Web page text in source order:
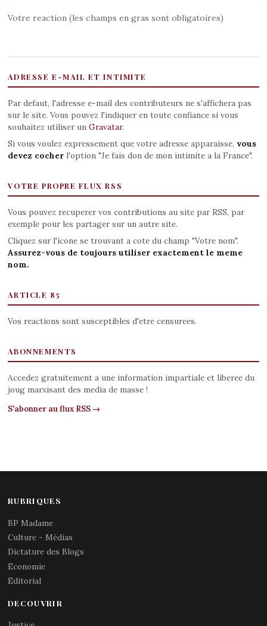
Votre reaction (les champs en gras sont obligatoires)
ADRESSE E-MAIL ET INTIMITE
Par defaut, l'adresse e-mail des contributeurs ne s'affichera pas
sur le site. Vous pouvez l'indiquer en toute confiance si vous
souhaitez utiliser un Gravatar.
Si vous voulez expressement que votre adresse apparaisse, vous
devez cocherl'option "Je fais don de mon intimite a la France".
VOTRE PROPRE FLUX RSS
Vous pouvez recuperer vos contributions au site par RSS, par
exemple pour les partager sur un autre site.
Cliquez sur l'icone se trouvant a cote du champ "Votre nom".
Assurez-vous de toujours utiliser exactement le meme
nom.
ARTICLE 85
Vos reactions sont susceptibles d'etre censurees.
ABONNEMENTS
Accedez gratuitement a une information impartiale et liberee du
joug marxisant des media de masse !
S'abonner au flux RSS →
RUBRIQUES
BP Madame
Culture - Médias
Dictature des Blogs
Economie
Editorial
DECOUVRIR